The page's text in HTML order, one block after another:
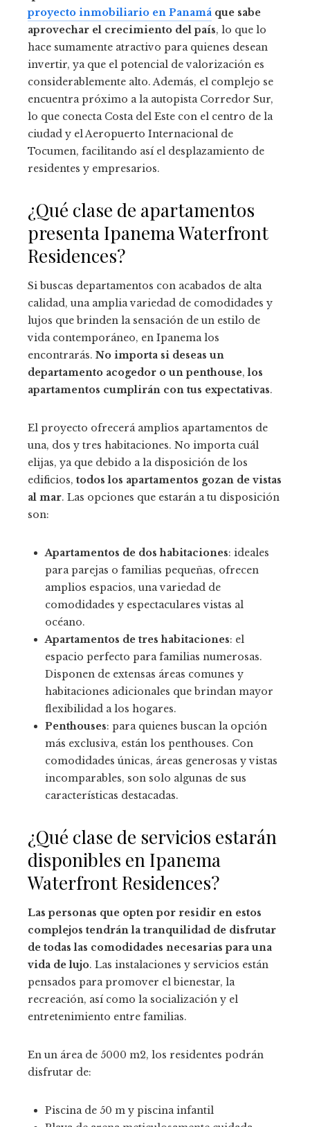
proyecto inmobiliario en Panamá que sabe
aprovechar el crecimiento del país, lo que lo
hace sumamente atractivo para quienes desean
invertir, ya que el potencial de valorización es
considerablemente alto. Además, el complejo se
encuentra próximo a la autopista Corredor Sur,
lo que conecta Costa del Este con el centro de la
ciudad y el Aeropuerto Internacional de
Tocumen, facilitando así el desplazamiento de
residentes y empresarios.
¿Qué clase de apartamentos
presenta Ipanema Waterfront
Residences?
Si buscas departamentos con acabados de alta
calidad, una amplia variedad de comodidades y
lujos que brinden la sensación de un estilo de
vida contemporáneo, en Ipanema los
encontrarás. No importa si deseas un
departamento acogedor o un penthouse,los
apartamentos cumplirán con tus expectativas.
El proyecto ofrecerá amplios apartamentos de
una, dos y tres habitaciones. No importa cuál
elijas, ya que debido a la disposición de los
edificios, todos los apartamentos gozan de vistas
al mar. Las opciones que estarán a tu disposición
son:
Apartamentos de dos habitaciones: ideales
para parejas o familias pequeñas, ofrecen
amplios espacios, una variedad de
comodidades y espectaculares vistas al
océano.
Apartamentos de tres habitaciones: el
espacio perfecto para familias numerosas.
Disponen de extensas áreas comunes y
habitaciones adicionales que brindan mayor
flexibilidad a los hogares.
Penthouses: para quienes buscan la opción
más exclusiva, están los penthouses. Con
comodidades únicas, áreas generosas y vistas
incomparables, son solo algunas de sus
características destacadas.
¿Qué clase de servicios estarán
disponibles en Ipanema
Waterfront Residences?
Las personas que opten por residir en estos
complejos tendrán la tranquilidad de disfrutar
de todas las comodidades necesarias para una
vida de lujo. Las instalaciones y servicios están
pensados para promover el bienestar, la
recreación, así como la socialización y el
entretenimiento entre familias.
En un área de 5000 m2, los residentes podrán
disfrutar de:
Piscina de 50 m y piscina infantil